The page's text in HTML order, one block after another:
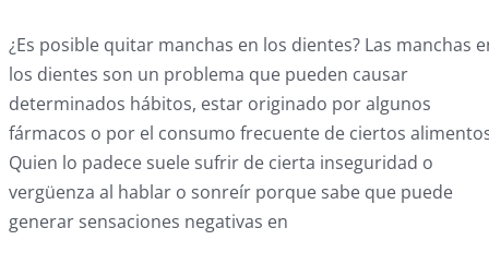
¿Es posible quitar manchas en los dientes? Las manchas
los dientes son un problema que pueden causar
determinados hábitos, estar originado por algunos
fármacos o por el consumo frecuente de ciertos
Quien lo padece suele sufrir de cierta inseguridad o
vergüenza al hablar o sonreír porque sabe que puede
generar sensaciones negativas en